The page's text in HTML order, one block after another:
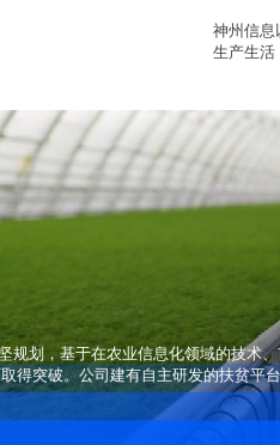
神州信息
生产生活
规划，基于在农业信息化领域的技
得突破。公司建有自主研发的扶贫平